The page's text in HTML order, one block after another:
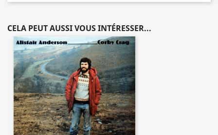
CELA PEUT AUSSI VOUS INTÉRESSER...